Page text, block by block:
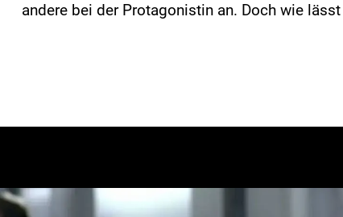
andere bei der Protagonistin an. Doch wie